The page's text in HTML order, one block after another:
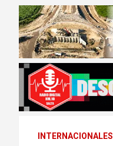
INTERNACIONALES